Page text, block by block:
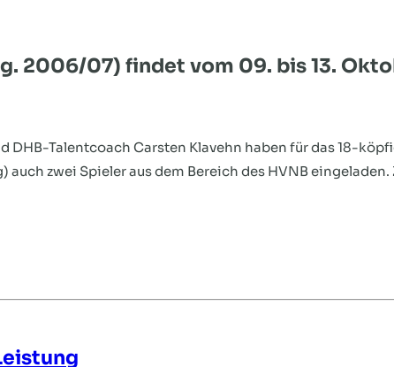
2006/07) findet vom 09. bis 13.
Talentcoach Carsten Klavehn haben für das 18-
zwei Spieler aus dem Bereich des HVNB